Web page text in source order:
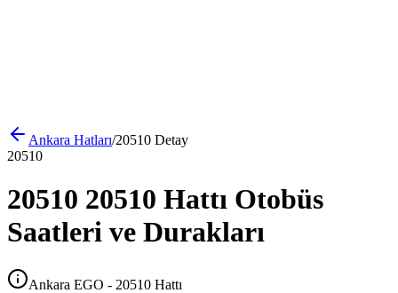
Ankara Hatları/20510 Detay
20510
20510 20510 Hattı Otobüs
Saatleri ve Durakları
Ankara EGO - 20510 Hattı